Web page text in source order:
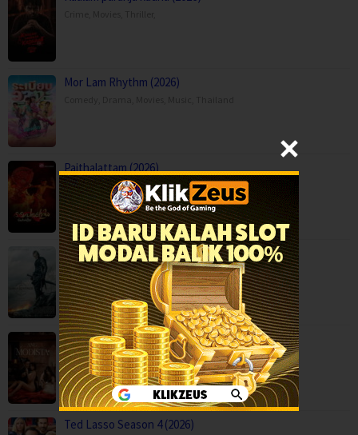
Mor Lam Rhythm (2026)
Paithalattam (2026)
Crime,Movies,Thriller ,
Son of Revenge – The Story of Kalevala (…
Action,Drama,Movies,Finland
Ang Modista (2026)
BOX OFFICE,
Ted Lasso Season 4 (2026)